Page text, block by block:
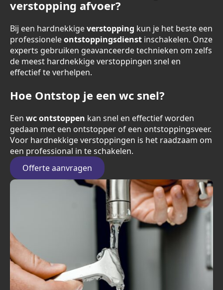
verstopping afvoer?
Bij een hardnekkigeverstopping kun je het beste een
professioneleontstoppingsdienst inschakelen. Onze
experts gebruiken geavanceerde technieken om zelfs
de meest hardnekkige verstoppingen snel en
effectief te verhelpen.
Hoe Ontstop je een wc snel?
Een wc ontstoppen kan snel en effectief worden
gedaan met een ontstopper of een ontstoppingsveer.
Voor hardnekkige verstoppingen is het raadzaam om
een professional in te schakelen.
Offerte aanvragen